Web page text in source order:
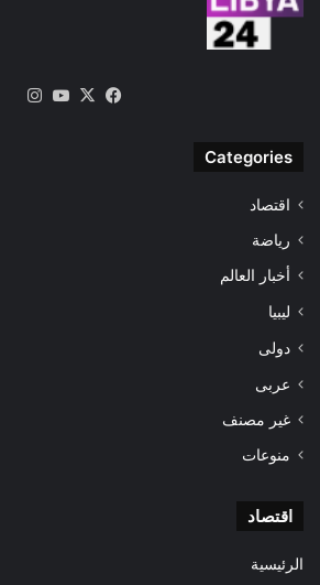
فيسبوك
‫X
Categories
اقتصاد
رياضة
أخبار العالم
ليبيا
دولى
عربى
غير مصنف
منوعات
اقتصاد
الرئيسية